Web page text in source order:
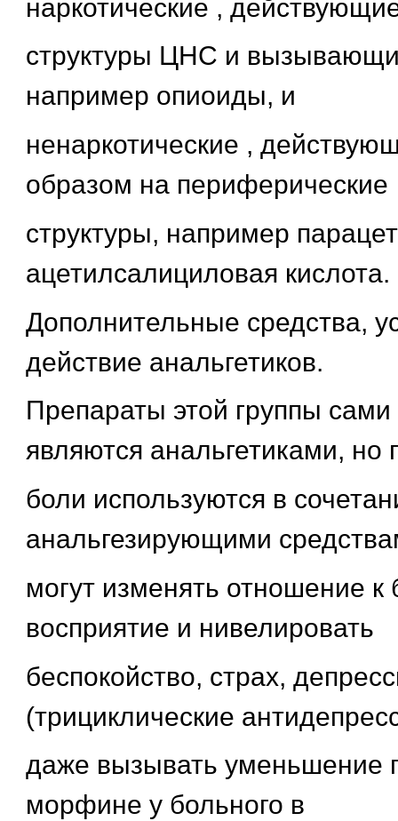
наркотические ,
структуры ЦНС и
например опиоиды, и
ненаркотические ,
образом на периферические
структуры, например
ацетилсалициловая кислота.
Дополнительные средства,
действие анальгетиков.
Препараты этой группы
являются анальгетиками, но
боли используются в
анальгезирующими
могут изменять отношение к
восприятие и нивелировать
беспокойство, страх,
(трициклические
даже вызывать уменьшение
морфине у больного в